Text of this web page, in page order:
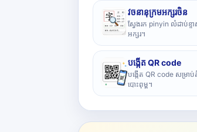
វចនានុក្រមអក្សរចិន
ស្វែងរក pinyin លំដាប់ខ្
អក្សរ។
បង្កើត QR code
បង្កើត QR code សម្រា
បោះពុម្ព។